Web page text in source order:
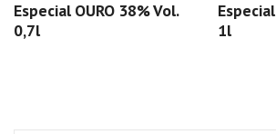
Especial OURO 38% Vol.
0,7l
1l